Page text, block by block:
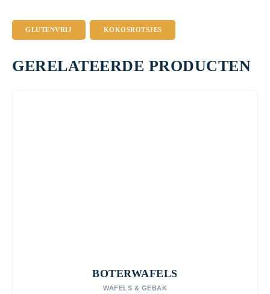
GLUTENVRIJ KOKOSROTSJES
GERELATEERDE PRODUCTEN
BOTERWAFELS
WAFELS & GEBAK